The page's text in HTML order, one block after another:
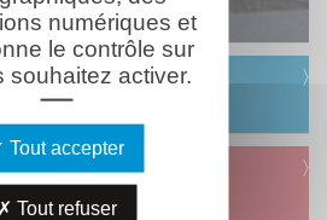
numériques et
le contrôle sur
souhaitez activer.
Tout accepter
Tout refuser